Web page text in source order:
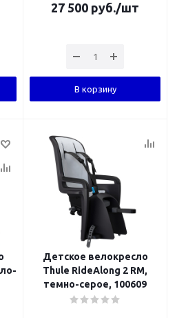
27 500 руб./шт
В корзину
Детское велокресло
Thule RideAlong 2 RM,
темно-серое, 100609